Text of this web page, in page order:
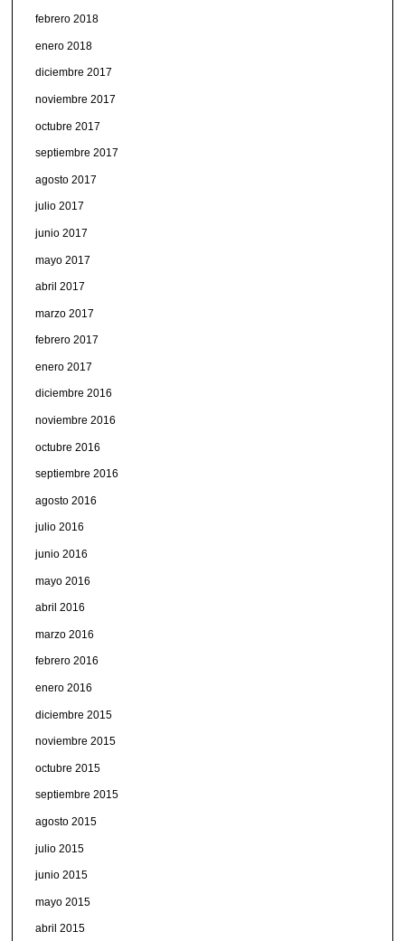
febrero 2018
enero 2018
diciembre 2017
noviembre 2017
octubre 2017
septiembre 2017
agosto 2017
julio 2017
junio 2017
mayo 2017
abril 2017
marzo 2017
febrero 2017
enero 2017
diciembre 2016
noviembre 2016
octubre 2016
septiembre 2016
agosto 2016
julio 2016
junio 2016
mayo 2016
abril 2016
marzo 2016
febrero 2016
enero 2016
diciembre 2015
noviembre 2015
octubre 2015
septiembre 2015
agosto 2015
julio 2015
junio 2015
mayo 2015
abril 2015